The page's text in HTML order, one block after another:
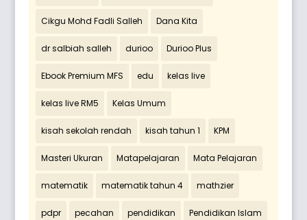
Cikgu Mohd Fadli Salleh Dana Kita
dr salbiah salleh durioo Durioo Plus
Ebook Premium MFS edu kelas live
kelas live RM5 Kelas Umum
kisah sekolah rendah kisah tahun 1 KPM
Masteri Ukuran Matapelajaran Mata Pelajaran
matematik matematik tahun 4 mathzier
pdpr pecahan pendidikan Pendidikan Islam